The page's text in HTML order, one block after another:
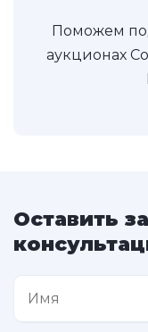
Поможем
аукционах
Оставить